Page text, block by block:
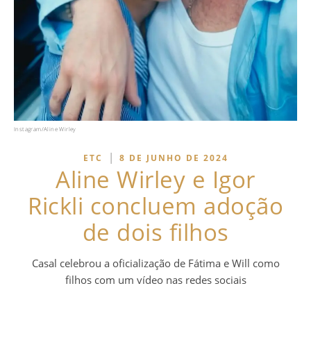
Instagram/Aline Wirley
ETC | 8 DE JUNHO DE 2024
Aline Wirley e Igor
Rickli concluem adoção
de dois filhos
Casal celebrou a oficialização de Fátima e Will como
filhos com um vídeo nas redes sociais